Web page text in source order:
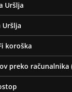
Uršlja
Uršlja
koroška
preko računalnika